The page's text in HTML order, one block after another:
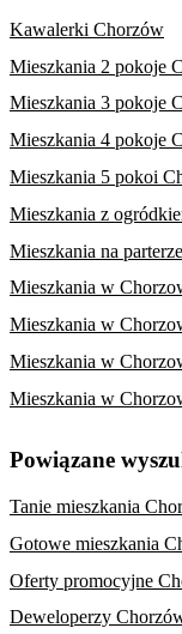
Kawalerki Chorzów
Mieszkania 2 pokoje
Mieszkania 3 pokoje
Mieszkania 4 pokoje
Mieszkania 5 pokoi
Mieszkania z
Mieszkania na
Mieszkania w
Mieszkania w
Mieszkania w
Mieszkania w
Powiązane
Tanie mieszkania
Gotowe mieszkania
Oferty promocyjne
Deweloperzy